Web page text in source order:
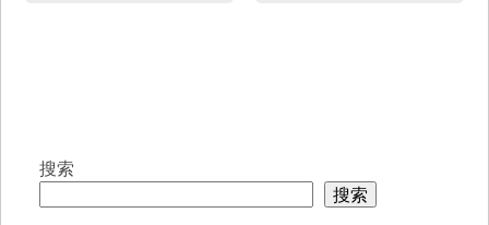
搜索
搜索